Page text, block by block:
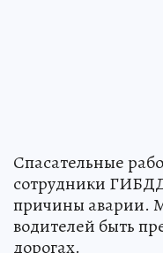
Спасательные
сотрудники
причины аварии.
водителей быть
дорогах.